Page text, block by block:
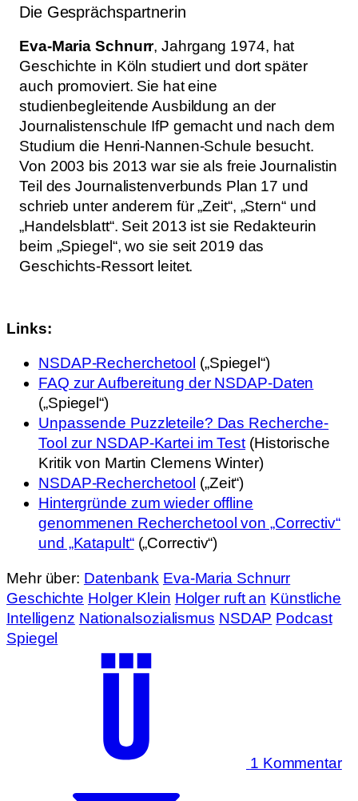
Die Gesprächspartnerin
Eva-Maria Schnurr, Jahrgang 1974, hat
Geschichte in Köln studiert und dort später
auch promoviert. Sie hat eine
studienbegleitende Ausbildung an der
Journalistenschule IfP gemacht und nach dem
Studium die Henri-Nannen-Schule besucht.
Von 2003 bis 2013 war sie als freie Journalistin
Teil des Journalistenverbunds Plan 17 und
schrieb unter anderem für „Zeit“, „Stern“ und
„Handelsblatt“. Seit 2013 ist sie Redakteurin
beim „Spiegel“, wo sie seit 2019 das
Geschichts-Ressort leitet.
Links:
NSDAP-Recherchetool („Spiegel“)
FAQ zur Aufbereitung der NSDAP-Daten
(„Spiegel“)
Unpassende Puzzleteile? Das Recherche-
Tool zur NSDAP-Kartei im Test(Historische
Kritik von Martin Clemens Winter)
NSDAP-Recherchetool („Zeit“)
Hintergründe zum wieder offline
genommenen Recherchetool von „Correctiv“
und „Katapult“(„Correctiv“)
Mehr über: Datenbank Eva-Maria Schnurr
Geschichte Holger Klein Holger ruft an Künstliche
Intelligenz Nationalsozialismus NSDAP Podcast
Spiegel
1 Kommentar